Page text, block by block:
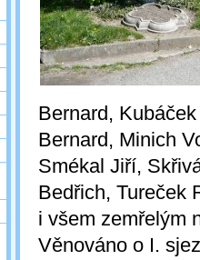
Bernard,
Bernard, Minich
Smékal Jiří,
Bedřich, Tureček
i všem zemřelým
Věnováno o I.